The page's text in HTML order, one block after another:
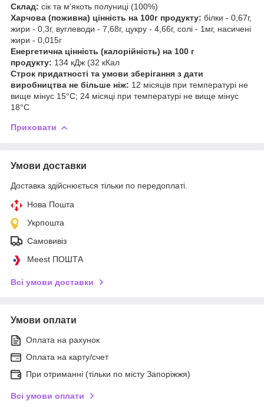
Склад: сік та м'якоть полуниці (100%)
Харчова (поживна) цінність на 100г продукту: білки - 0,67г,
жири - 0,3г, вуглеводи - 7,68г, цукру - 4,66г, солі - 1мг, насичені
жири - 0,015г
Енергетична цінність (калорійність) на 100 г
продукту: 134 кДж (32 кКал
Строк придатності та умови зберігання з дати
виробництва не більше ніж: 12 місяців при температурі не
вище мінус 15°С; 24 місяці при температурі не вище мінус
18°С
Приховати
Умови доставки
Доставка здійснюється тільки по передоплаті.
Нова Пошта
Укрпошта
Самовивіз
Meest ПОШТА
Всі умови доставки
Умови оплати
Оплата на рахунок
Оплата на карту/счет
При отриманні (тільки по місту Запоріжжя)
Всі умови оплати